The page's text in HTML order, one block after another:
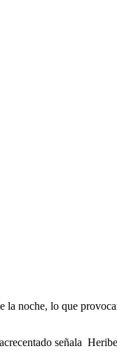
noche, lo que
señala